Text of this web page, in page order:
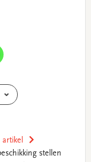
artikel
stellen